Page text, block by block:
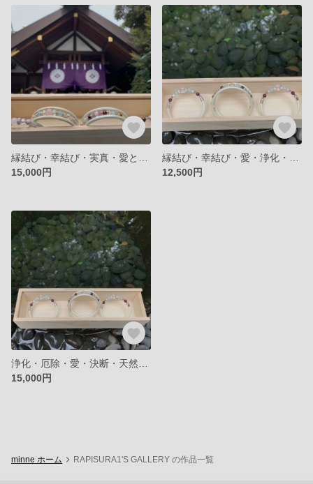
15,000円
12,500円
15,000円
minne ホーム RAPISURA1'S GALLERY の作品一覧